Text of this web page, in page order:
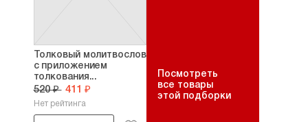
Толковый молитвослов
с приложением
толкования...
520 ₽ 411 ₽
Нет рейтинга
Посмотреть
все товары
этой подборки